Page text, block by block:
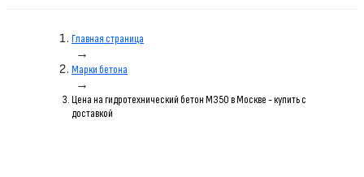
Главная страница
→
Марки бетона
→
Цена на гидротехнический бетон M350 в Москве - купить с
доставкой